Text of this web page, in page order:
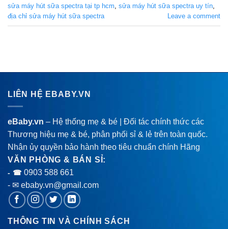
sửa máy hút sữa spectra tại tp hcm sửa máy hút sữa spectra uy tín
địa chỉ sửa máy hút sữa spectra
Leave a comment
LIÊN HỆ EBABY.VN
eBaby.vn – Hệ thống mẹ & bé | Đối tác chính thức các
Thương hiệu mẹ & bé, phân phối sỉ & lẻ trên toàn quốc.
Nhận ủy quyền bảo hành theo tiêu chuẩn chính Hãng
VĂN PHÒNG & BÁN SỈ:
- ☎ 0903 588 661
- ✉ ebaby.vn@gmail.com
THÔNG TIN VÀ CHÍNH SÁCH